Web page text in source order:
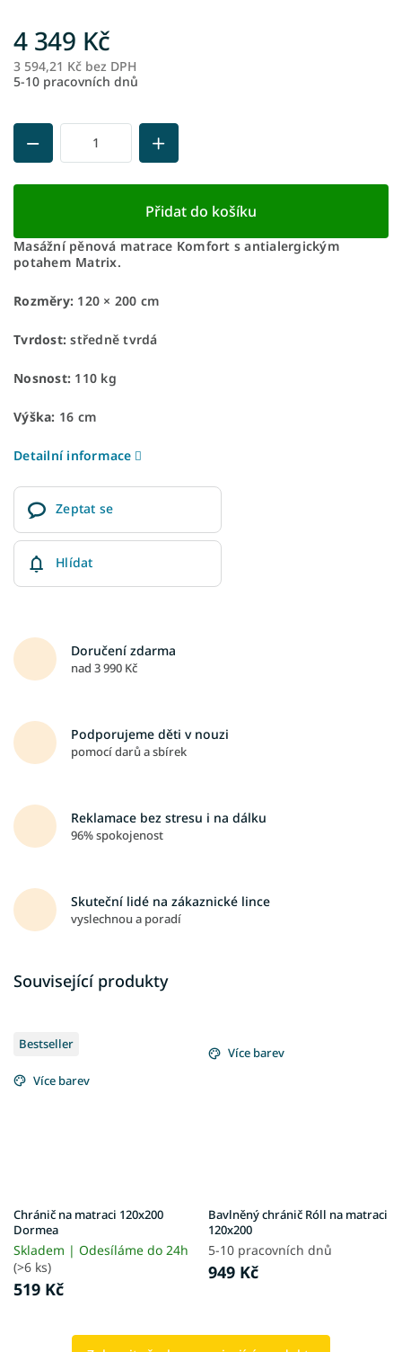
4 349 Kč
3 594,21 Kč bez DPH
5-10 pracovních dnů
Přidat do košíku
Masážní pěnová matrace Komfort s antialergickým
potahem Matrix.
Rozměry: 120 × 200 cm
Tvrdost: středně tvrdá
Nosnost: 110 kg
Výška: 16 cm
Detailní informace
Zeptat se
Hlídat
Doručení zdarma
nad 3 990 Kč
Podporujeme děti v nouzi
pomocí darů a sbírek
Reklamace bez stresu i na dálku
96% spokojenost
Skuteční lidé na zákaznické lince
vyslechnou a poradí
Související produkty
Bestseller
Více barev
Chránič na matraci 120x200
Dormea
Skladem | Odesíláme do 24h
(>6 ks)
519 Kč
Více barev
Bavlněný chránič Róll na matraci
120x200
5-10 pracovních dnů
949 Kč